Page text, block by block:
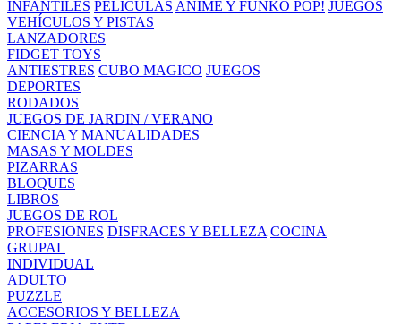
INFANTILES PELICULAS ANIME Y FUNKO POP! JUEGOS
VEHÍCULOS Y PISTAS
LANZADORES
FIDGET TOYS
ANTIESTRES CUBO MAGICO JUEGOS
DEPORTES
RODADOS
JUEGOS DE JARDIN / VERANO
CIENCIA Y MANUALIDADES
MASAS Y MOLDES
PIZARRAS
BLOQUES
LIBROS
JUEGOS DE ROL
PROFESIONES DISFRACES Y BELLEZA COCINA
GRUPAL
INDIVIDUAL
ADULTO
PUZZLE
ACCESORIOS Y BELLEZA